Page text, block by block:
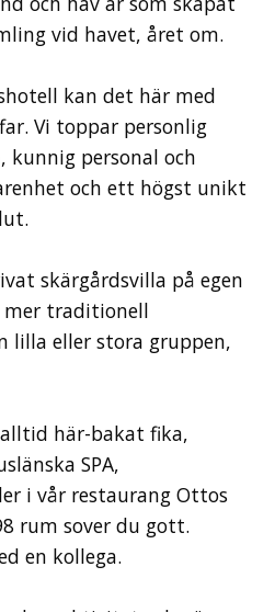
vid havet, året om.
kan det här med
Vi toppar personlig
kunnig personal och
och ett högst unikt
skärgårdsvilla på egen
mer traditionell
lilla eller stora gruppen,
här-bakat fika,
SPA,
i vår restaurang Ottos
rum sover du gott.
en kollega.